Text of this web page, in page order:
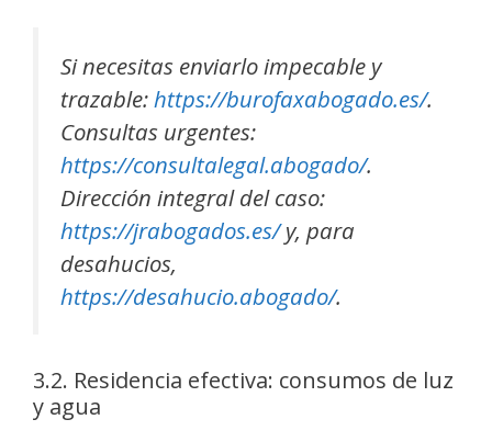
Si necesitas enviarlo impecable y
trazable: https://burofaxabogado.es/.
Consultas urgentes:
https://consultalegal.abogado/.
Dirección integral del caso:
https://jrabogados.es/y, para
desahucios,
https://desahucio.abogado/.
3.2. Residencia efectiva: consumos de luz
y agua